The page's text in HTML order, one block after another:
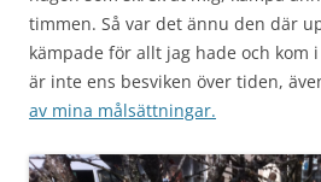
timmen. Så var det ännu den där
kämpade för allt jag hade och kom
är inte ens besviken över tiden,
av mina målsättningar.